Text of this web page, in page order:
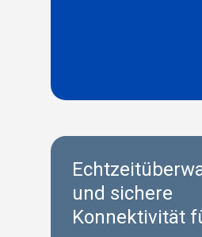
und sichere
Konnektivität